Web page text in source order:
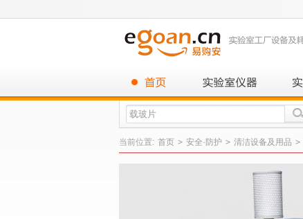
当前位置: 首页 > 安全·防护 > 清洁设备及用品 >